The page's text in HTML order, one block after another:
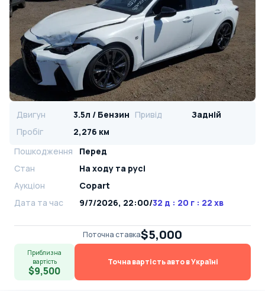
Двигун 3.5л / Бензин Привід
Задній
Пробіг
2,276 км
Пошкодження
Перед
Стан
На ​​ходу та русі
Аукціон
Copart
Дата та час
9/7/2026, 22:00/32 д : 20 г : 22 хв
Поточна ставка$5,000
Приблизна
вартість
$9,500
Точна вартість авто в Україні